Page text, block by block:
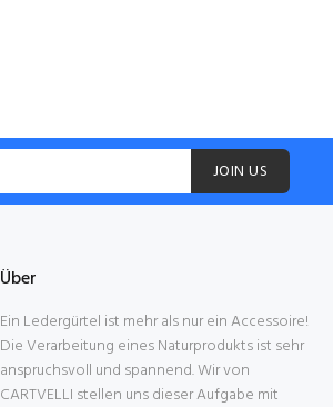
JOIN US
Über
Ein Ledergürtel ist mehr als nur ein Accessoire!
Die Verarbeitung eines Naturprodukts ist sehr
anspruchsvoll und spannend. Wir von
CARTVELLI stellen uns dieser Aufgabe mit